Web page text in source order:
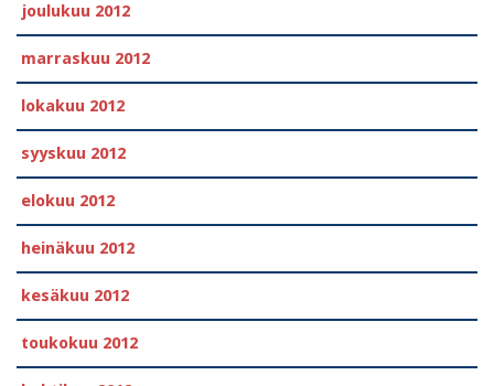
joulukuu 2012
marraskuu 2012
lokakuu 2012
syyskuu 2012
elokuu 2012
heinäkuu 2012
kesäkuu 2012
toukokuu 2012